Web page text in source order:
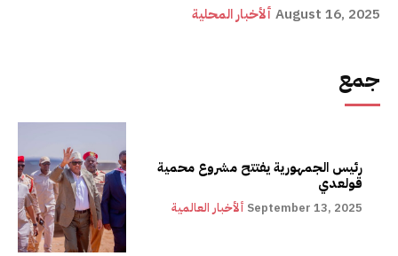
ألأخبار المحلية August 16, 2025
جمع
رئيس الجمهورية يفتتح مشروع محمية
قولعدي
ألأخبار العالمية September 13, 2025